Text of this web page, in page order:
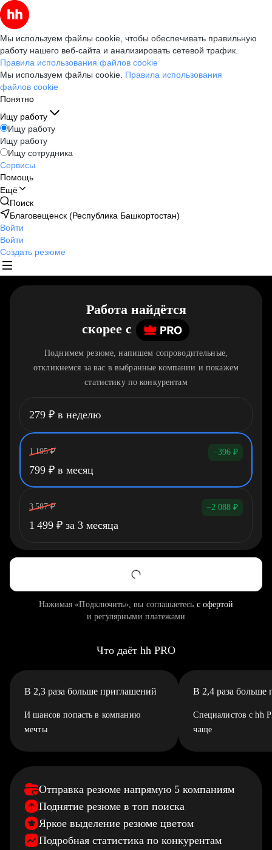
Мы используем файлы cookie, чтобы обеспечивать правильную
работу нашего веб-сайта и анализировать сетевой трафик.
Правила использования файлов cookie
Мы используем файлы cookie. Правила использования
файлов cookie
Понятно
Ищу работу
Ищу работу
Ищу работу
Ищу сотрудника
Сервисы
Помощь
Ещё
Поиск
Благовещенск (Республика Башкортостан)
Войти
Войти
Создать резюме
Работа найдётся
скорее c
Поднимем резюме, напишем сопроводительные,
откликнемся за вас в выбранные компании и покажем
статистику по конкурентам
279 ₽ в неделю
1 195 ₽ −396 ₽
799 ₽ в месяц
3 587 ₽ −2 088 ₽
1 499 ₽ за 3 месяца
Нажимая «Подключить», вы соглашаетесь с офертой
и регулярными платежами
Что даёт hh PRO
В 2,3 раза больше приглашений
И шансов попасть в компанию
мечты
В 2,4 раза больше
Специалистов с hh
чаще
Отправка резюме напрямую 5 компаниям
Поднятие резюме в топ поиска
Яркое выделение резюме цветом
Подробная статистика по конкурентам